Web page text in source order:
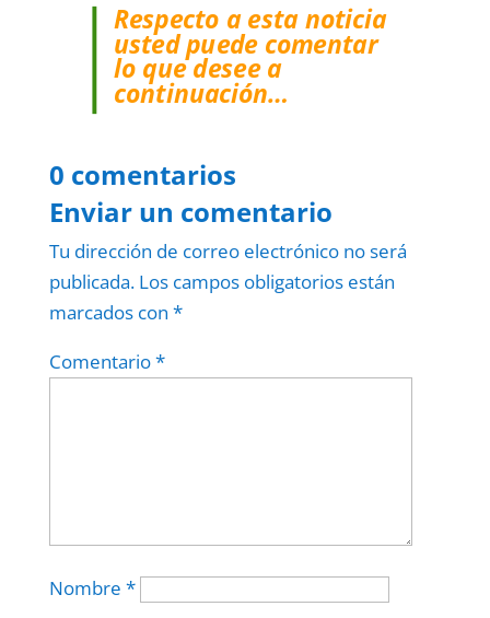
Respecto a esta noticia
usted puede comentar
lo que desee a
continuación…
0 comentarios
Enviar un comentario
Tu dirección de correo electrónico no será
publicada. Los campos obligatorios están
marcados con *
Comentario*
Nombre *